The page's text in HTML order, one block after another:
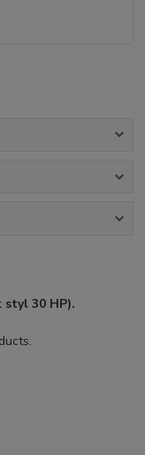
styl 30 HP).